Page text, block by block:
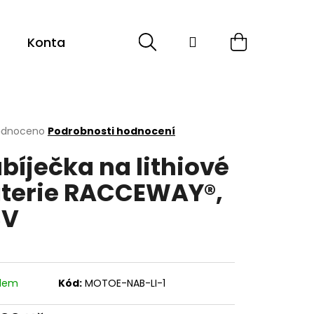
Kontakt HledatPřihlášeníNákupní
Podrobnosti hodnocení
na lithiové
RACCEWAY®,
Kód: MOTOE-NAB-LI-1